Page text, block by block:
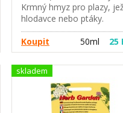
vitamín A 29500 m.j./ kg,
vitamín D3 1845 m.
Krmný hmyz pro plazy,
hlodavce nebo ptáky.
Koupit
50ml 25
skladem